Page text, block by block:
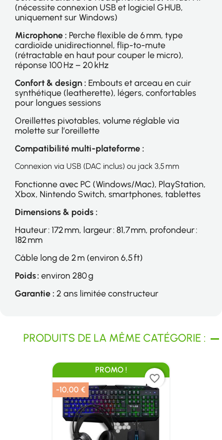
(nécessite connexion USB et logiciel G HUB,
uniquement sur Windows)
Microphone : Perche flexible de 6 mm, type
cardioïde unidirectionnel, flip-to-mute
(rétractable en haut pour couper le micro),
réponse 100 Hz – 20 kHz
Confort & design : Embouts et arceau en cuir
synthétique (leatherette), légers, confortables
pour longues sessions
Oreillettes pivotables, volume réglable via
molette sur l’oreillette
Compatibilité multi-plateforme :
Connexion via USB (DAC inclus) ou jack 3,5 mm
Fonctionne avec PC (Windows/Mac), PlayStation,
Xbox, Nintendo Switch, smartphones, tablettes
Dimensions & poids :
Hauteur : 172 mm, largeur : 81,7 mm, profondeur :
182 mm
Câble long de 2 m (environ 6,5 ft)
Poids : environ 280 g
Garantie : 2 ans limitée constructeur
PRODUITS DE LA MÊME CATÉGORIE :
PROMO !
-10,00 €
favorite_border